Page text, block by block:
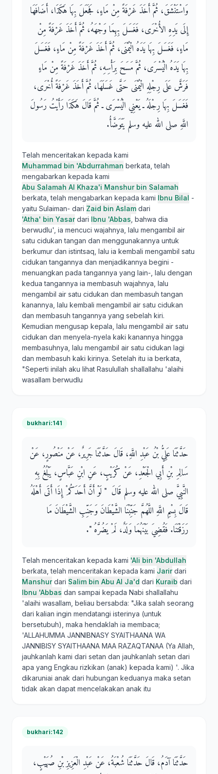
وَاسْتَنْشَقَ، ثُمَّ أَخَذَ غَرْفَةً مِنْ مَاءٍ، فَجَعَلَ بِهَا هَكَذَا، أَضَافَهَا
إِلَى يَدِهِ الأُخْرَى، فَغَسَلَ بِهِمَا وَجْهَهُ، ثُمَّ أَخَذَ غَرْفَةً مِنْ
مَاءٍ، فَغَسَلَ بِهَا يَدَهُ الْيُمْنَى، ثُمَّ أَخَذَ غَرْفَةً مِنْ مَاءٍ، فَغَسَلَ
بِهَا يَدَهُ الْيُسْرَى، ثُمَّ مَسَحَ بِرَأْسِهِ، ثُمَّ أَخَذَ غَرْفَةً مِنْ مَاءٍ
فَرَشَّ عَلَى رِجْلِهِ الْيُمْنَى حَتَّى غَسَلَهَا، ثُمَّ أَخَذَ غَرْفَةً أُخْرَى،
فَغَسَلَ بِهَا رِجْلَهُ ـ يَعْنِي الْيُسْرَى ـ ثُمَّ قَالَ هَكَذَا رَأَيْتُ رَسُولَ
اللَّهِ صلى الله عليه وسلم يَتَوَضَّأُ‏.‏
Telah menceritakan kepada kami
Muhammad bin 'Abdurrahman berkata, telah
mengabarkan kepada kami
Abu Salamah Al Khaza'i Manshur bin Salamah
berkata, telah mengabarkan kepada kami Ibnu Bilal -
yaitu Sulaiman- dari Zaid bin Aslam dari
'Atha' bin Yasardari Ibnu 'Abbas , bahwa dia
berwudlu', ia mencuci wajahnya, lalu mengambil air
satu cidukan tangan dan menggunakannya untuk
berkumur dan istintsaq, lalu ia kembali mengambil satu
cidukan tangannya dan menjadikannya begini -
menuangkan pada tangannya yang lain-, lalu dengan
kedua tangannya ia membasuh wajahnya, lalu
mengambil air satu cidukan dan membasuh tangan
kanannya, lalu kembali mengambil air satu cidukan
dan membasuh tangannya yang sebelah kiri.
Kemudian mengusap kepala, lalu mengambil air satu
cidukan dan menyela-nyela kaki kanannya hingga
membasuhnya, lalu mengambil air satu cidukan lagi
dan membasuh kaki kirinya. Setelah itu ia berkata,
"Seperti inilah aku lihat Rasulullah shallallahu 'alaihi
wasallam berwudlu
bukhari:141
حَدَّثَنَا عَلِيُّ بْنُ عَبْدِ اللَّهِ، قَالَ حَدَّثَنَا جَرِيرٌ، عَنْ مَنْصُورٍ، عَنْ
سَالِمِ بْنِ أَبِي الْجَعْدِ، عَنْ كُرَيْبٍ، عَنِ ابْنِ عَبَّاسٍ، يَبْلُغُ بِهِ
النَّبِيَّ صلى الله عليه وسلم قَالَ ‏ "‏ لَوْ أَنَّ أَحَدَكُمْ إِذَا أَتَى أَهْلَهُ
قَالَ بِسْمِ اللَّهِ اللَّهُمَّ جَنِّبْنَا الشَّيْطَانَ وَجَنِّبِ الشَّيْطَانَ مَا
رَزَقْتَنَا‏.‏ فَقُضِيَ بَيْنَهُمَا وَلَدٌ، لَمْ يَضُرَّهُ ‏"‏‏.‏
Telah menceritakan kepada kami 'Ali bin 'Abdullah
berkata, telah menceritakan kepada kami Jarirdari
Manshurdari Salim bin Abu Al Ja'd dari Kuraib dari
Ibnu 'Abbas dan sampai kepada Nabi shallallahu
'alaihi wasallam, beliau bersabda: "Jika salah seorang
dari kalian ingin mendatangi isterinya (untuk
bersetubuh), maka hendaklah ia membaca;
'ALLAHUMMA JANNIBNASY SYAITHAANA WA
JANNIBISY SYAITHAANA MAA RAZAQTANAA (Ya Allah,
jauhkanlah kami dari setan dan jauhkanlah setan dari
apa yang Engkau rizkikan (anak) kepada kami) '. Jika
dikaruniai anak dari hubungan keduanya maka setan
tidak akan dapat mencelakakan anak itu
bukhari:142
حَدَّثَنَا آدَمُ، قَالَ حَدَّثَنَا شُعْبَةُ، عَنْ عَبْدِ الْعَزِيزِ بْنِ صُهَيْبٍ،